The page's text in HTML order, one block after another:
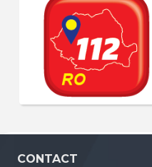
CONTACT